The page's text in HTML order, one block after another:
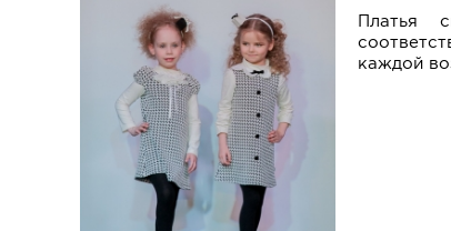
Платья
каждой